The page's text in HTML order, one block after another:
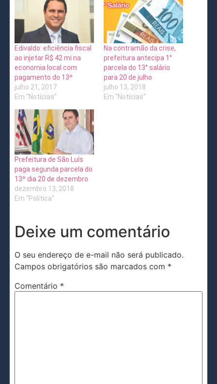
Edivaldo: eficiência fiscal
ao injetar R$ 42 mi na
economia local com
pagamento do 13º
julho 21, 2017
Em "Notícias"
Na contramão da crise,
prefeitura antecipa 1°
parcela do 13° salário
para 20 de julho
julho 13, 2018
Em "Notícias"
Prefeitura de São Luís
paga segunda parcela do
13º dia 20 de dezembro
dezembro 13, 2018
Em "Política"
Deixe um comentário
O seu endereço de e-mail não será publicado.
Campos obrigatórios são marcados com *
Comentário *